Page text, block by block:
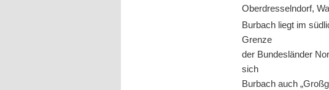
Oberdresselndorf,
Burbach liegt im
Grenze
der Bundesländer
sich
Burbach auch